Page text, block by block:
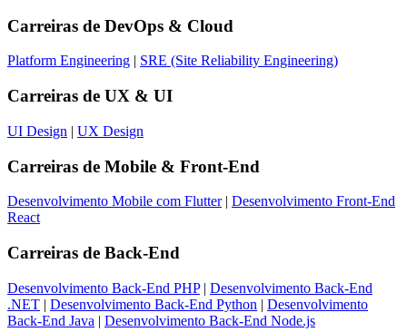
Carreiras de DevOps & Cloud
Platform Engineering SRE (Site Reliability Engineering)
Carreiras de UX & UI
UI Design | UX Design
Carreiras de Mobile & Front-End
Desenvolvimento Mobile com Flutter| Desenvolvimento Front-End
React
Carreiras de Back-End
Desenvolvimento Back-End PHP| Desenvolvimento Back-End
.NET | Desenvolvimento Back-End Python | Desenvolvimento
Back-End Java | Desenvolvimento Back-End Node.js